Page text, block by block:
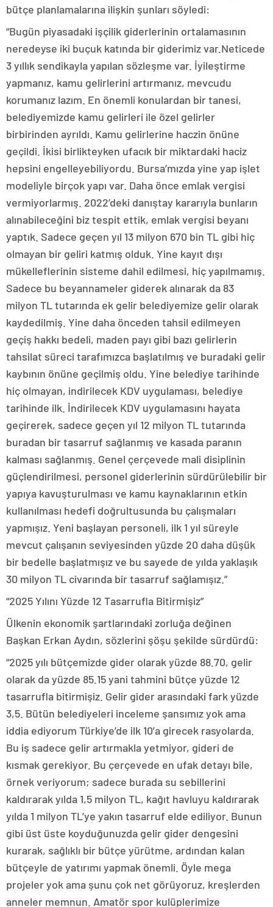
bütçe planlamalarına ilişkin şunları söyledi:
“Bugün piyasadaki işçilik giderlerinin ortalamasının
neredeyse iki buçuk katında bir giderimiz var.Neticede
3 yıllık sendikayla yapılan sözleşme var. İyileştirme
yapmanız, kamu gelirlerini artırmanız, mevcudu
korumanız lazım. En önemli konulardan bir tanesi,
belediyemizde kamu gelirleri ile özel gelirler
birbirinden ayrıldı. Kamu gelirlerine haczin önüne
geçildi. İkisi birlikteyken ufacık bir miktardaki haciz
hepsini engelleyebiliyordu. Bursa’mızda yine yap işlet
modeliyle birçok yapı var. Daha önce emlak vergisi
vermiyorlarmış. 2022’deki danıştay kararıyla bunların
alınabileceğini biz tespit ettik, emlak vergisi beyanı
yaptık. Sadece geçen yıl 13 milyon 670 bin TL gibi hiç
olmayan bir geliri katmış olduk. Yine kayıt dışı
mükelleflerinin sisteme dahil edilmesi, hiç yapılmamış.
Sadece bu beyannameler giderek alınarak da 83
milyon TL tutarında ek gelir belediyemize gelir olarak
kaydedilmiş. Yine daha önceden tahsil edilmeyen
geçiş hakkı bedeli, maden payı gibi bazı gelirlerin
tahsilat süreci tarafımızca başlatılmış ve buradaki gelir
kaybının önüne geçilmiş oldu. Yine belediye tarihinde
hiç olmayan, indirilecek KDV uygulaması, belediye
tarihinde ilk. İndirilecek KDV uygulamasını hayata
geçirerek, sadece geçen yıl 12 milyon TL tutarında
buradan bir tasarruf sağlanmış ve kasada paranın
kalması sağlanmış. Genel çerçevede mali disiplinin
güçlendirilmesi, personel giderlerinin sürdürülebilir bir
yapıya kavuşturulması ve kamu kaynaklarının etkin
kullanılması hedefi doğrultusunda bu çalışmaları
yapmışız. Yeni başlayan personeli, ilk 1 yıl süreyle
mevcut çalışanın seviyesinden yüzde 20 daha düşük
bir bedelle başlatmışız ve bu sayede de yılda yaklaşık
30 milyon TL civarında bir tasarruf sağlamışız.”
“2025 Yılını Yüzde 12 Tasarrufla Bitirmişiz”
Ülkenin ekonomik şartlarındaki zorluğa değinen
Başkan Erkan Aydın, sözlerini şöşu şekilde sürdürdü:
“2025 yılı bütçemizde gider olarak yüzde 88.70, gelir
olarak da yüzde 85.15 yani tahmini bütçe yüzde 12
tasarrufla bitirmişiz. Gelir gider arasındaki fark yüzde
3,5. Bütün belediyeleri inceleme şansımız yok ama
iddia ediyorum Türkiye’de ilk 10’a girecek rasyolarda.
Bu iş sadece gelir artırmakla yetmiyor, gideri de
kısmak gerekiyor. Bu çerçevede en ufak detayı bile,
örnek veriyorum; sadece burada su sebillerini
kaldırarak yılda 1,5 milyon TL, kağıt havluyu kaldırarak
yılda 1 milyon TL’ye yakın tasarruf elde ediliyor. Bunun
gibi üst üste koyduğunuzda gelir gider dengesini
kurarak, sağlıklı bir bütçe yürütme, ardından kalan
bütçeyle de yatırımı yapmak önemli. Öyle mega
projeler yok ama şunu çok net görüyoruz, kreşlerden
anneler memnun. Amatör spor kulüplerimize